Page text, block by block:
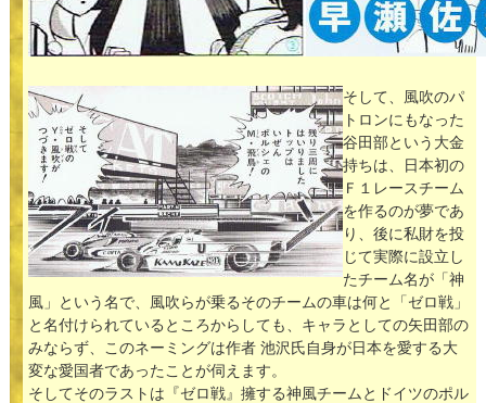
そして、風吹のパ
トロンにもなった
谷田部という大金
持ちは、日本初の
Ｆ１レースチーム
を作るのが夢であ
り、後に私財を投
じて実際に設立し
たチーム名が「神
風」という名で、風吹らが乗るそのチームの車は何と「ゼロ戦」
と名付けられているところからしても、キャラとしての矢田部の
みならず、このネーミングは作者 池沢氏自身が日本を愛する大
変な愛国者であったことが伺えます。
そしてそのラストは『ゼロ戦』擁する神風チームとドイツのポル